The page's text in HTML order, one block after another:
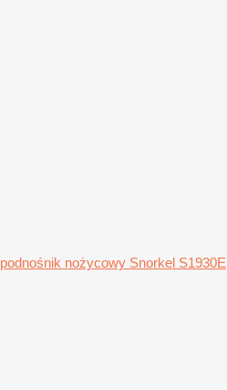
podnośnik nożycowy Snorkel S1930E